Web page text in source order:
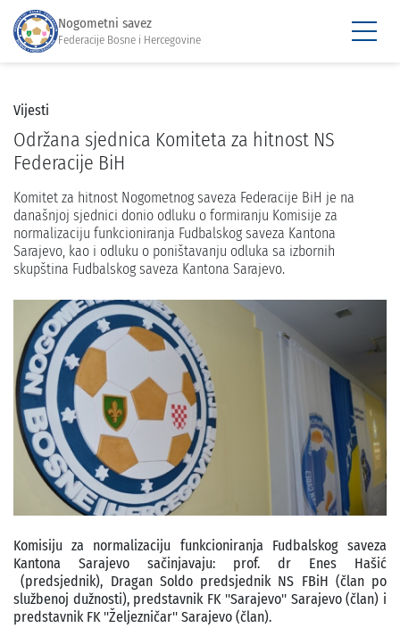
Nogometni savez
Federacije Bosne i Hercegovine
Vijesti
Održana sjednica Komiteta za hitnost NS
Federacije BiH
Komitet za hitnost Nogometnog saveza Federacije BiH je na
današnjoj sjednici donio odluku o formiranju Komisije za
normalizaciju funkcioniranja Fudbalskog saveza Kantona
Sarajevo, kao i odluku o poništavanju odluka sa izbornih
skupština Fudbalskog saveza Kantona Sarajevo.
Komisiju za normalizaciju funkcioniranja Fudbalskog saveza
Kantona Sarajevo sačinjavaju: prof. dr Enes Hašić
(predsjednik), Dragan Soldo predsjednik NS FBiH (član po
službenoj dužnosti), predstavnik FK ''Sarajevo'' Sarajevo (član) i
predstavnik FK ''Željezničar'' Sarajevo (član).